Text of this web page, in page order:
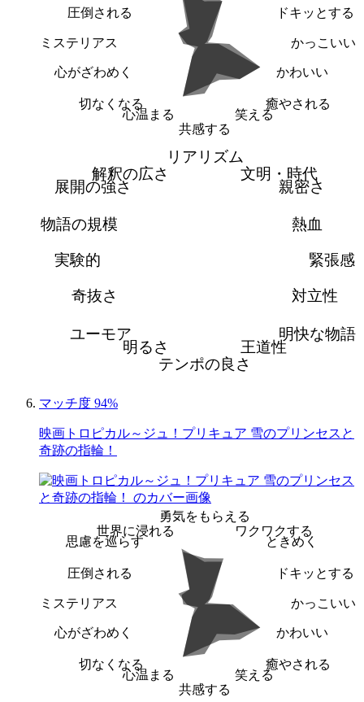
ドキッとする
かっこいい
かわいい
癒やされる
笑える
共感する
心温まる
切なくなる
心がざわめく
ミステリアス
圧倒される
リアリズム
文明・時代
親密さ
熱血
緊張感
対立性
明快な物語
王道性
テンポの良さ
明るさ
ユーモア
奇抜さ
実験的
物語の規模
展開の強さ
解釈の広さ
マッチ度 94%
映画トロピカル～ジュ！プリキュア 雪のプリンセスと
奇跡の指輪！
勇気をもらえる
ワクワクする
ときめく
ドキッとする
かっこいい
かわいい
癒やされる
笑える
共感する
心温まる
切なくなる
心がざわめく
ミステリアス
圧倒される
思慮を巡らす
世界に浸れる